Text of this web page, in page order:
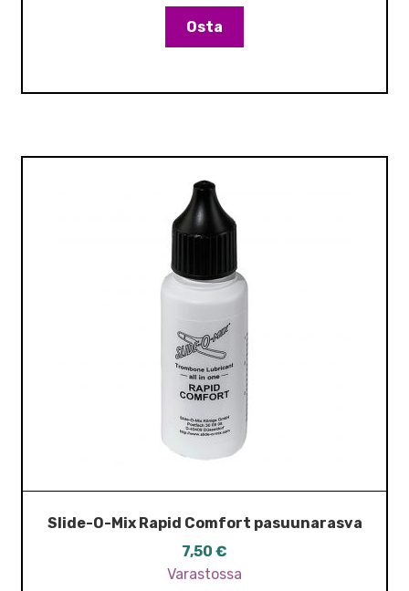
Osta
Slide-O-Mix Rapid Comfort pasuunarasva
7,50 €
Varastossa